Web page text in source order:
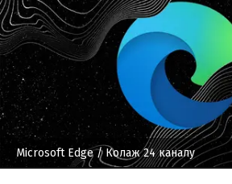
Microsoft Edge/ Колаж 24 каналу